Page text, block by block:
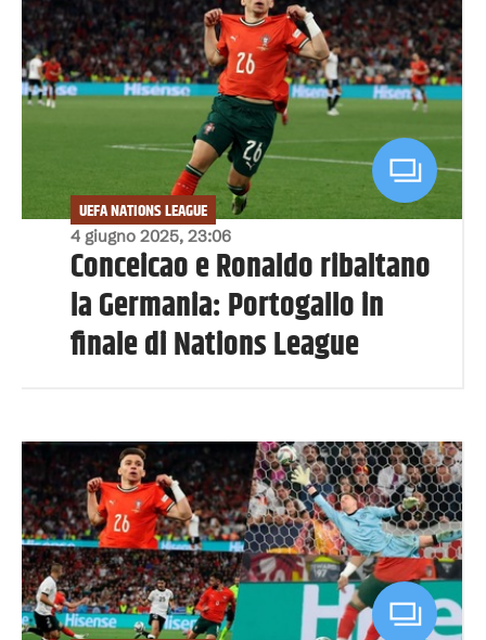
4 giugno 2025, 23:06
UEFA NATIONS LEAGUE
Conceicao e Ronaldo ribaltano
la Germania: Portogallo in
finale di Nations League